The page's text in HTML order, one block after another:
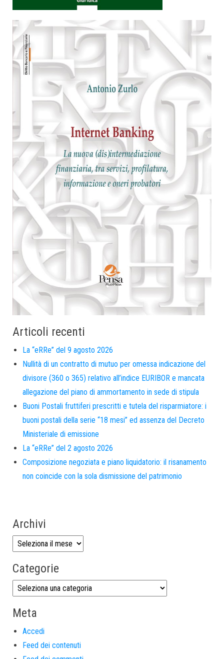
Articoli recenti
La “eRRe” del 9 agosto 2026
Nullità di un contratto di mutuo per omessa indicazione del
divisore (360 o 365) relativo all’indice EURIBOR e mancata
allegazione del piano di ammortamento in sede di stipula
Buoni Postali fruttiferi prescritti e tutela del risparmiatore: i
buoni postali della serie “18 mesi” ed assenza del Decreto
Ministeriale di emissione
La “eRRe” del 2 agosto 2026
Composizione negoziata e piano liquidatorio: il risanamento
non coincide con la sola dismissione del patrimonio
Archivi
Categorie
Meta
Accedi
Feed dei contenuti